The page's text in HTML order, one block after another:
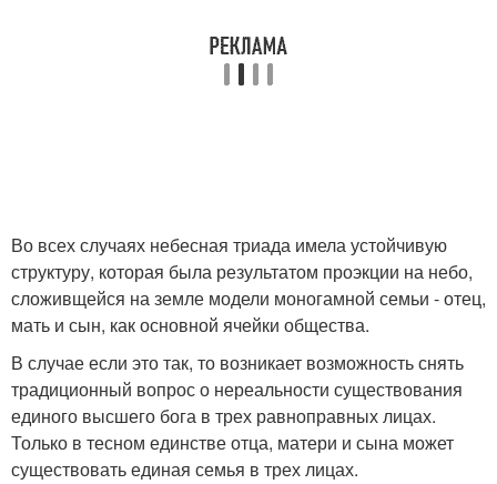
Во всех случаях небесная триада имела устойчивую
структуру, которая была результатом проэкции на небо,
сложивщейся на земле модели моногамной семьи - отец,
мать и сын, как основной ячейки общества.
В случае если это так, то возникает возможность снять
традиционный вопрос о нереальности существования
единого высшего бога в трех равноправных лицах.
Только в тесном единстве отца, матери и сына может
существовать единая семья в трех лицах.